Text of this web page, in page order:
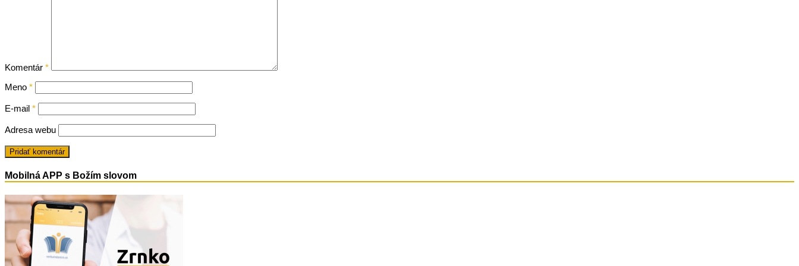
Komentár *
Meno *
E-mail *
Adresa webu
Mobilná APP s Božím slovom